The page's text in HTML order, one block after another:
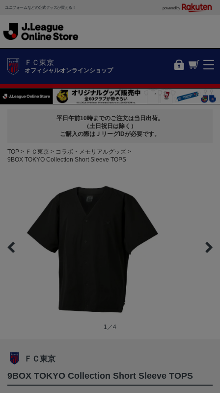
ユニフォームなどの公式グッズが買える！ powered by
ＦＣ東京
オフィシャルオンラインショップ
平日午前10時までのご注文は当日出荷。
（土日祝日は除く）
ご購入の際はＪリーグIDが必要です。
TOP ＦＣ東京
コラボ・メモリアルグッズ
9BOX TOKYO Collection Short Sleeve TOPS
1／4
ＦＣ東京
9BOX TOKYO Collection Short Sleeve TOPS